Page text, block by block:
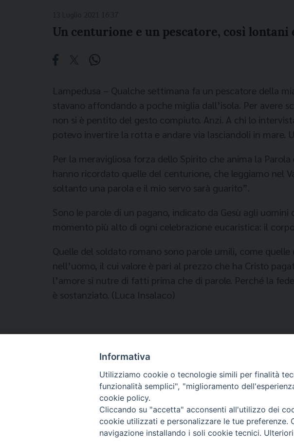
Un centurione e un pescatore, così
Lampedusa – Qualche settimana fa un pescatore della
stavano affondando a poche miglia dall’isola. Per avere
non si è pentito del gesto compiuto. Anzi. A chi lo
potevo invertire la rotta e andare via lasciandoli in mare.
Per la meravigliosa forza dello Spirito che anima la
hanno ricordato quelle del centurione, che leggiamo nel
soltanto una parola e il mio servo sarà guarito”.
Sono le parole di un pagano, indicato da Gesù agli
momento più alto di ogni celebrazione eucaristica: il
Quelle del soldato romano sono parole umili, come
nell’uomo, il cui valore è pari al prezzo che ha Cristo
l’amore si nutre di fatti prima che di parole. Perché la
è sostanziato. (Luca Insalaco)
IMMIGRATI E RIFUGIATI
Informativa
Utilizziamo cookie o tecnologie simili per finalità
funzionalità semplici", "miglioramento
cookie policy.
Cliccando su "accetta" acconsenti all'utilizzo dei
cookie utilizzati e personalizzare le tue
navigazione installando i soli cookie tecnici.